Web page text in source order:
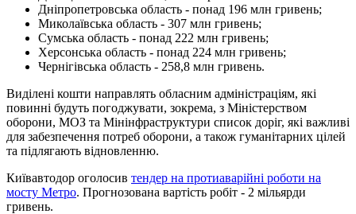
Дніпропетровська область - понад 196 млн гривень;
Миколаївська область - 307 млн гривень;
Сумська область - понад 222 млн гривень;
Херсонська область - понад 224 млн гривень;
Чернігівська область - 258,8 млн гривень.
Виділені кошти направлять обласним адміністраціям, які
повинні будуть погоджувати, зокрема, з Міністерством
оборони, МОЗ та Мінінфраструктури список доріг, які важливі
для забезпечення потреб оборони, а також гуманітарних цілей
та підлягають відновленню.
Київавтодор оголосив тендер на протиаварійні роботи на
мосту Метро. Прогнозована вартість робіт - 2 мільярди
гривень.